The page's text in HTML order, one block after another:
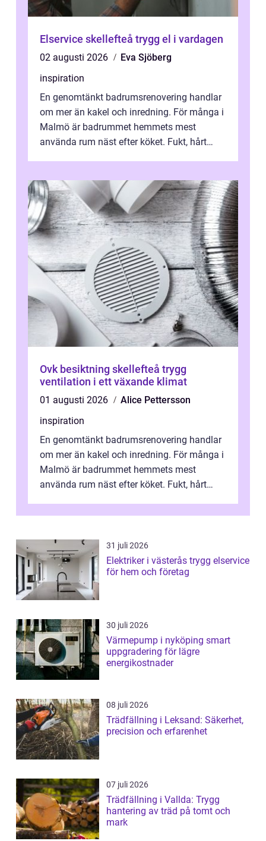
Elservice skellefteå trygg el i vardagen
02 augusti 2026
Eva Sjöberg
inspiration
En genomtänkt badrumsrenovering handlar
om mer än kakel och inredning. För många i
Malmö är badrummet hemmets mest
använda rum näst efter köket. Fukt, hårt
Ovk besiktning skellefteå trygg
ventilation i ett växande klimat
01 augusti 2026
Alice Pettersson
inspiration
En genomtänkt badrumsrenovering handlar
om mer än kakel och inredning. För många i
Malmö är badrummet hemmets mest
använda rum näst efter köket. Fukt, hårt
...
31 juli 2026
Elektriker i västerås trygg elservice
för hem och företag
30 juli 2026
Värmepump i nyköping smart
uppgradering för lägre
energikostnader
08 juli 2026
Trädfällning i Leksand: Säkerhet,
precision och erfarenhet
07 juli 2026
Trädfällning i Vallda: Trygg
hantering av träd på tomt och
mark